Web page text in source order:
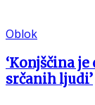
Oblok
‘Konjščina
srčanih ljudi’